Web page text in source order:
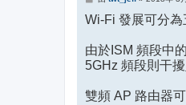
Wi-Fi 發展可分為
由於ISM 頻段中
5GHz 頻段則干擾
雙頻 AP 路由器